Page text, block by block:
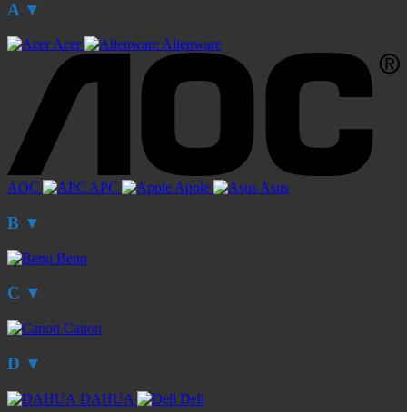
A ▼
Acer Alienware
AOC APC Apple Asus
B ▼
Benq
C ▼
Canon
D ▼
DAHUA Dell